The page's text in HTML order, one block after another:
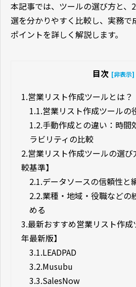
本記事では、ツールの選び方と、
選を分かりやすく比較し、実務で
ポイントを詳しく解説します。
目次 [非表示]
1.営業リスト作成ツールとは？
1.1.営業リスト作成ツールの
1.2.手動作成との違い：時間
ラビリティの比較
2.営業リスト作成ツールの選
較基準】
2.1.データソースの信頼性と
2.2.業種・地域・役職などの
める
3.最新おすすめ営業リスト作
年最新版】
3.1.LEADPAD
3.2.Musubu
3.3.SalesNow